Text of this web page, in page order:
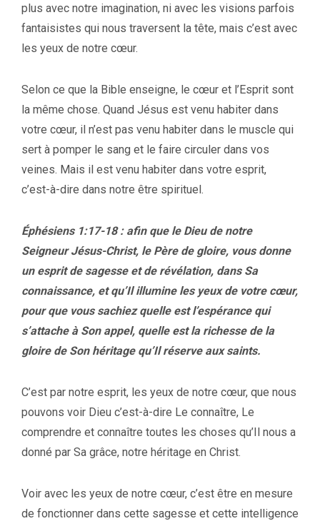
plus avec notre imagination, ni avec les visions parfois
fantaisistes qui nous traversent la tête, mais c’est avec
les yeux de notre cœur.
Selon ce que la Bible enseigne, le cœur et l’Esprit sont
la même chose. Quand Jésus est venu habiter dans
votre cœur, il n’est pas venu habiter dans le muscle qui
sert à pomper le sang et le faire circuler dans vos
veines. Mais il est venu habiter dans votre esprit,
c’est-à-dire dans notre être spirituel.
Éphésiens 1:17-18 : afin que le Dieu de notre
Seigneur Jésus-Christ, le Père de gloire, vous donne
un esprit de sagesse et de révélation, dans Sa
connaissance, et qu’Il illumine les yeux de votre cœur,
pour que vous sachiez quelle est l’espérance qui
s’attache à Son appel, quelle est la richesse de la
gloire de Son héritage qu’Il réserve aux saints.
C’est par notre esprit, les yeux de notre cœur, que nous
pouvons voir Dieu c’est-à-dire Le connaître, Le
comprendre et connaître toutes les choses qu’Il nous a
donné par Sa grâce, notre héritage en Christ.
Voir avec les yeux de notre cœur, c’est être en mesure
de fonctionner dans cette sagesse et cette intelligence